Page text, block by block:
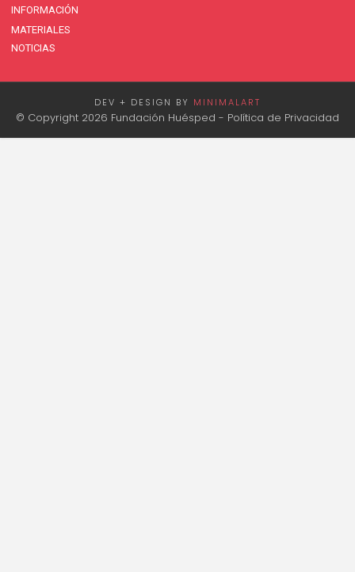
INFORMACIÓN
MATERIALES
NOTICIAS
DEV + DESIGN BY MINIMALART
© Copyright 2026 Fundación Huésped - Política de Privacidad